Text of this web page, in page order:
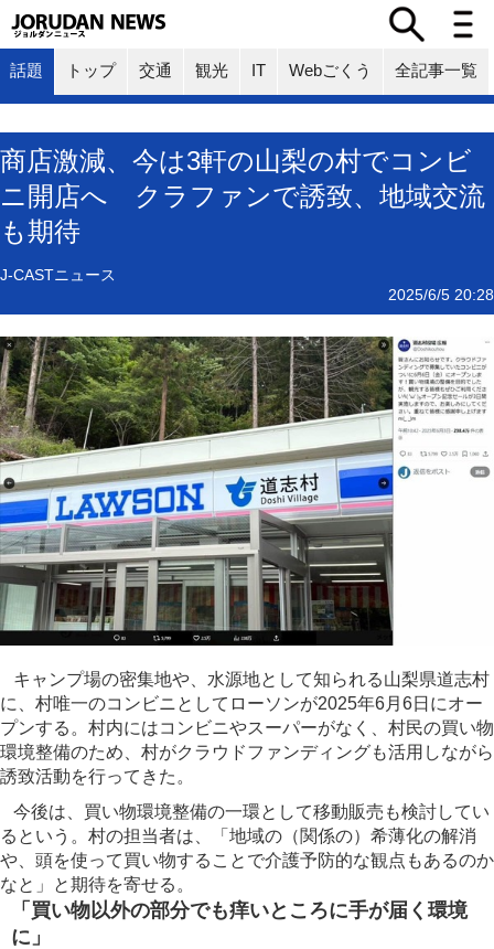
話題 トップ 交通 観光 IT Webごくう 全記事一覧
商店激減、今は3軒の山梨の村でコンビ
ニ開店へ クラファンで誘致、地域交流
も期待
J-CASTニュース
2025/6/5 20:28
キャンプ場の密集地や、水源地として知られる山梨県道志村
に、村唯一のコンビニとしてローソンが2025年6月6日にオー
プンする。村内にはコンビニやスーパーがなく、村民の買い物
環境整備のため、村がクラウドファンディングも活用しながら
誘致活動を行ってきた。
今後は、買い物環境整備の一環として移動販売も検討してい
るという。村の担当者は、「地域の（関係の）希薄化の解消
や、頭を使って買い物することで介護予防的な観点もあるのか
なと」と期待を寄せる。
「買い物以外の部分でも痒いところに手が届く環境
に」